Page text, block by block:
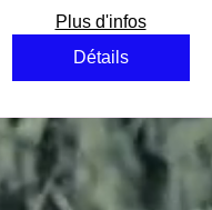
Plus d'infos
Détails